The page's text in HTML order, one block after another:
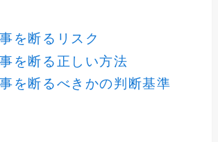
を断るリスク
を断る正しい方法
を断るべきかの判断基準